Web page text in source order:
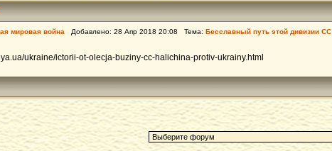
мировая война Добавлено: 28 Апр 2018 20:08 Тема: Бесславный путь этой дивизии СС
ukraine/ictorii-ot-olecja-buziny-cc-halichina-protiv-ukrainy.html